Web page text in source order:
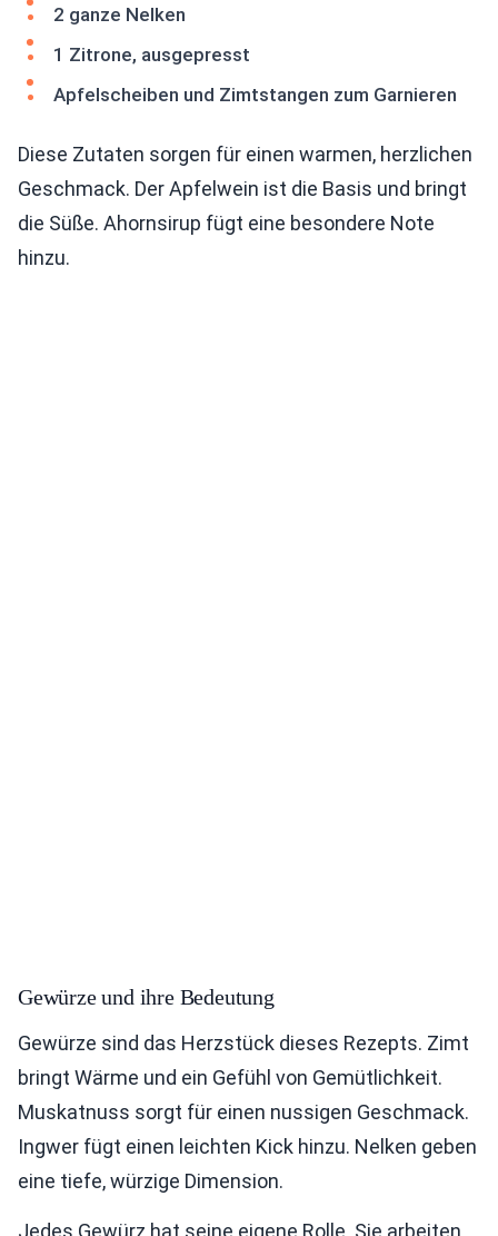
2 ganze Nelken
1 Zitrone, ausgepresst
Apfelscheiben und Zimtstangen zum Garnieren
Diese Zutaten sorgen für einen warmen, herzlichen
Geschmack. Der Apfelwein ist die Basis und bringt
die Süße. Ahornsirup fügt eine besondere Note
hinzu.
Gewürze und ihre Bedeutung
Gewürze sind das Herzstück dieses Rezepts. Zimt
bringt Wärme und ein Gefühl von Gemütlichkeit.
Muskatnuss sorgt für einen nussigen Geschmack.
Ingwer fügt einen leichten Kick hinzu. Nelken geben
eine tiefe, würzige Dimension.